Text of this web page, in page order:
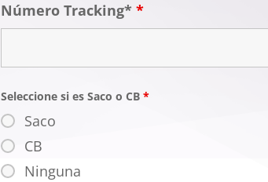
Número Tracking**
Seleccione si es Saco o CB*
Saco
CB
Ninguna